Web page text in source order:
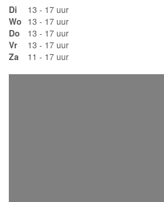
Di
13 - 17 uur
Wo 13 - 17 uur
Do
13 - 17 uur
Vr
13 - 17 uur
Za
11 - 17 uur